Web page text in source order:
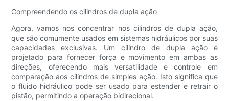
Compreendendo os cilindros de dupla ação
Agora, vamos nos concentrar nos cilindros de dupla ação,
que são comumente usados ​​em sistemas hidráulicos por suas
capacidades exclusivas. Um cilindro de dupla ação é
projetado para fornecer força e movimento em ambas as
direções, oferecendo mais versatilidade e controle em
comparação aos cilindros de simples ação. Isto significa que
o fluido hidráulico pode ser usado para estender e retrair o
pistão, permitindo a operação bidirecional.